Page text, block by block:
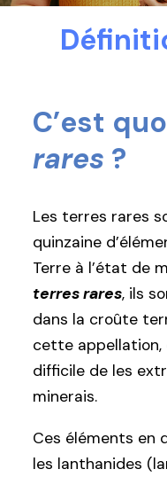
C’est
rares ?
Les terres rares
quinzaine
Terre à l’état de
terres rares, ils
dans la croûte
cette appellation,
difficile de les
minerais.
Ces éléments en
les lanthanides